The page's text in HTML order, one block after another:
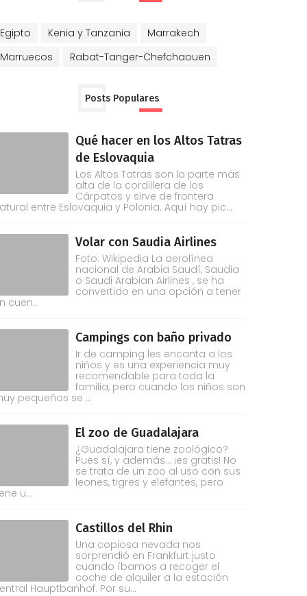
Egipto Kenia y Tanzania
Marrakech
Marruecos
Rabat-Tanger-Chefchaouen
Posts Populares
Qué hacer en los Altos Tatras
de Eslovaquia
Los Altos Tatras son la parte más
alta de la cordillera de los
Cárpatos y sirve de frontera
entre Eslovaquia y Polonia. Aquí hay pic...
Volar con Saudia Airlines
Foto: Wikipedia La aerolínea
nacional de Arabia Saudí, Saudia
o Saudi Arabian Airlines , se ha
convertido en una opción a tener
cuen...
Campings con baño privado
Ir de camping les encanta a los
niños y es una experiencia muy
recomendable para toda la
familia, pero cuando los niños son
pequeños se ...
El zoo de Guadalajara
¿Guadalajara tiene zoológico?
Pues sí, y además... ¡es gratis! No
se trata de un zoo al uso con sus
leones, tigres y elefantes, pero
u...
Castillos del Rhin
Una copiosa nevada nos
sorprendió en Frankfurt justo
cuando íbamos a recoger el
coche de alquiler a la estación
Hauptbanhof. Por su...